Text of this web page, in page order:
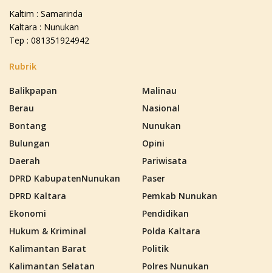
Kaltim : Samarinda
Kaltara : Nunukan
Tep : 081351924942
Rubrik
Balikpapan
Berau
Bontang
Bulungan
Daerah
DPRD KabupatenNunukan
DPRD Kaltara
Ekonomi
Hukum & Kriminal
Kalimantan Barat
Kalimantan Selatan
Malinau
Nasional
Nunukan
Opini
Pariwisata
Paser
Pemkab Nunukan
Pendidikan
Polda Kaltara
Politik
Polres Nunukan